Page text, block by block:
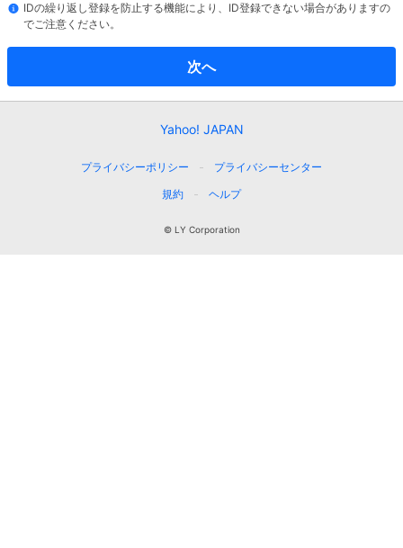
IDの繰り返し登録を防止する機能により、ID登録できない場合がありますの
でご注意ください。
次へ
Yahoo! JAPAN
プライバシーポリシー
プライバシーセンター
規約
ヘルプ
© LY Corporation